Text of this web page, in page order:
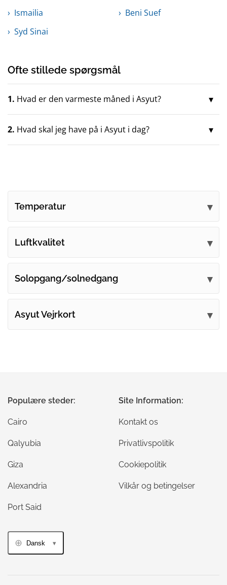
Ismailia
Beni Suef
Syd Sinai
Ofte stillede spørgsmål
1. Hvad er den varmeste måned i Asyut?
2. Hvad skal jeg have på i Asyut i dag?
Temperatur
Luftkvalitet
Solopgang/solnedgang
Asyut Vejrkort
Populære steder:
Cairo
Qalyubia
Giza
Alexandria
Port Said
Site Information:
Kontakt os
Privatlivspolitik
Cookiepolitik
Vilkår og betingelser
Dansk